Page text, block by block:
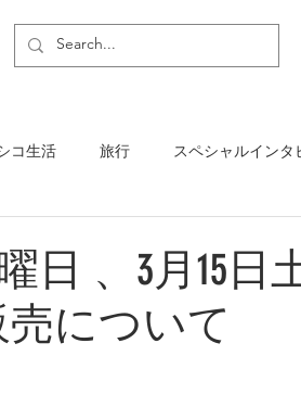
コ生活 旅行 スペシャルインタ
日 、3月15日
について